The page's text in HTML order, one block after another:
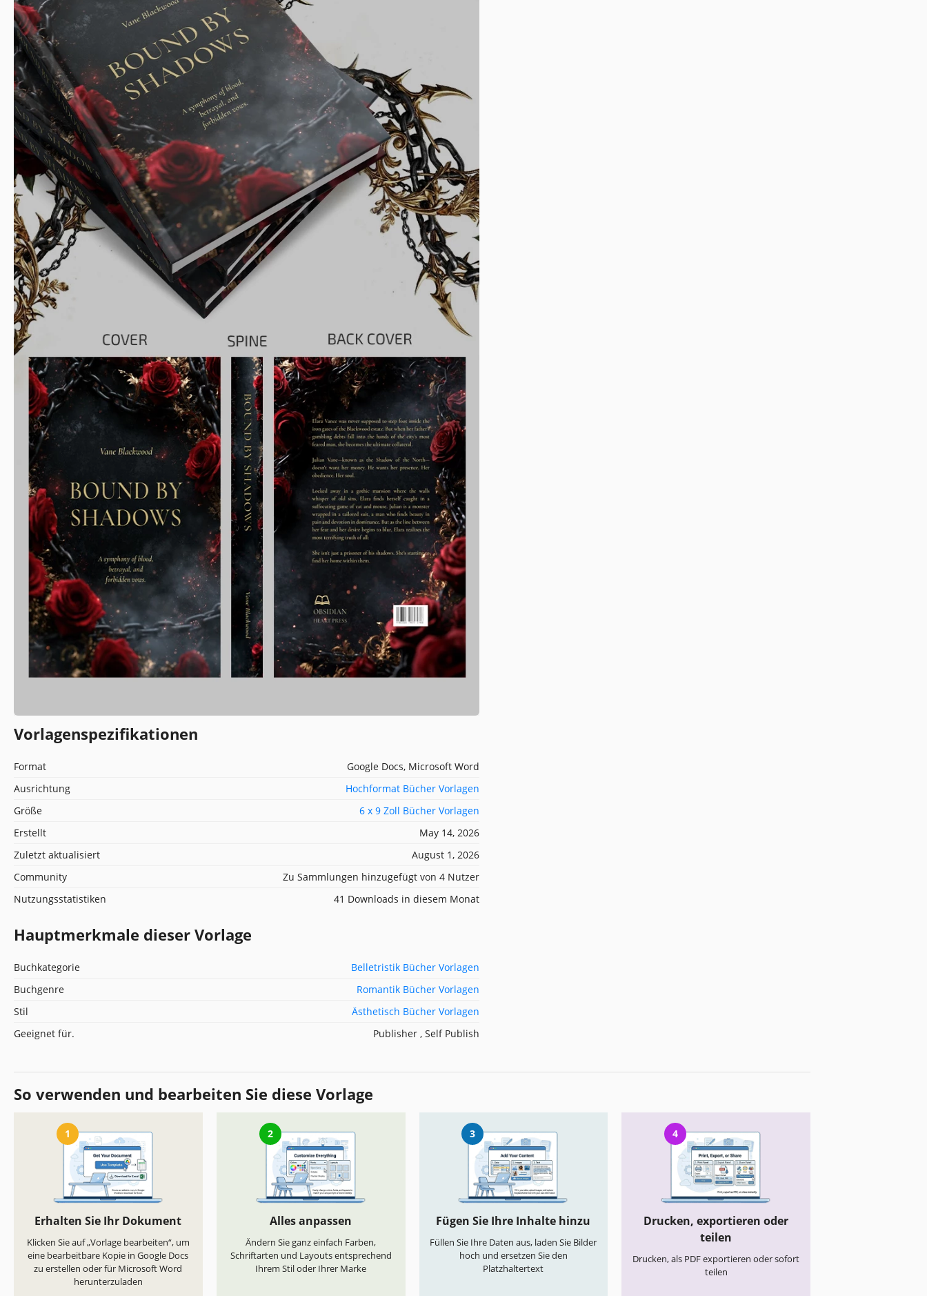
Vorlagenspezifikationen
Format
Google Docs, Microsoft Word
Ausrichtung
Hochformat Bücher Vorlagen
Größe
6 x 9 Zoll Bücher Vorlagen
Erstellt
May 14, 2026
Zuletzt aktualisiert
August 1, 2026
Community
Zu Sammlungen hinzugefügt von 4 Nutzer
Nutzungsstatistiken
41 Downloads in diesem Monat
Hauptmerkmale dieser Vorlage
Buchkategorie
Belletristik Bücher Vorlagen
Buchgenre
Romantik Bücher Vorlagen
Stil
Ästhetisch Bücher Vorlagen
Geeignet für.
Publisher , Self Publish
So verwenden und bearbeiten Sie diese Vorlage
1
Erhalten Sie Ihr Dokument
Klicken Sie auf „Vorlage bearbeiten“, um
eine bearbeitbare Kopie in Google Docs
zu erstellen oder für Microsoft Word
herunterzuladen
2
Alles anpassen
Ändern Sie ganz einfach Farben,
Schriftarten und Layouts entsprechend
Ihrem Stil oder Ihrer Marke
3
Fügen Sie Ihre Inhalte hinzu
Füllen Sie Ihre Daten aus, laden Sie Bilder
hoch und ersetzen Sie den
Platzhaltertext
4
Drucken, exportieren oder
teilen
Drucken, als PDF exportieren oder sofort
teilen